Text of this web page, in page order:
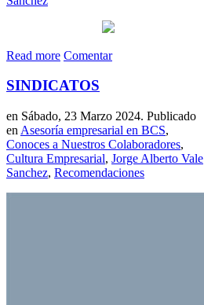
Read more Comentar
SINDICATOS
en Sábado, 23 Marzo 2024. Publicado
en Asesoría empresarial en BCS,
Conoces a Nuestros Colaboradores,
Cultura Empresarial, Jorge Alberto Vale
Sanchez, Recomendaciones